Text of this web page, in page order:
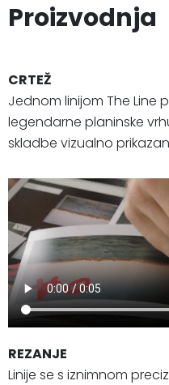
Proizvodnja
CRTEŽ
Jednom linijom The Line
legendarne planinske
skladbe vizualno
REZANJE
Linije se s iznimnom